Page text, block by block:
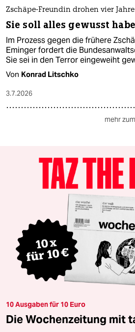
Zschäpe-Freundin drohen vier
Sie soll alles gewusst
Im Prozess gegen die frühere
Eminger fordert die
Sie sei in den Terror eingeweiht
Von Konrad Litschko
3.7.2026
mehr
10 Ausgaben für 10 Euro
Die Wochenzeitung mit